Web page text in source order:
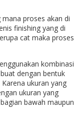
proses akan di
finishing yang di
cat maka proses
kombinasi
dengan bentuk
ukuran yang
ukuran yang
bawah maupun